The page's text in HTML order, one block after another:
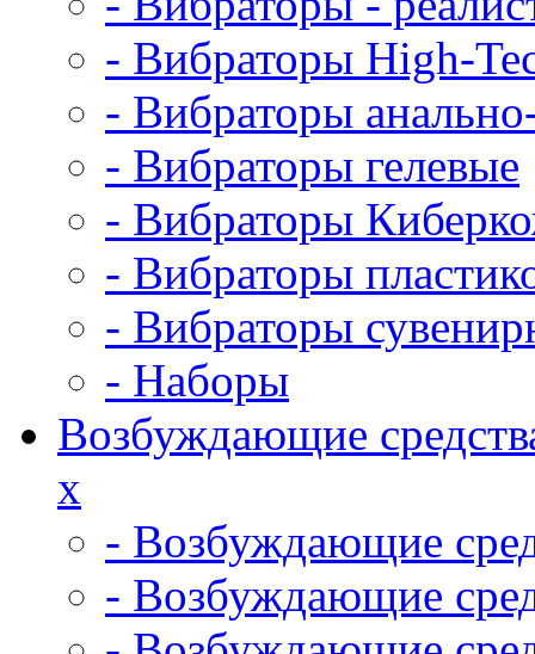
- Вибраторы High-
- Вибраторы
- Вибраторы гелевые
- Вибраторы
- Вибраторы
- Вибраторы
- Наборы
Возбуждающие
x
- Возбуждающие
- Возбуждающие